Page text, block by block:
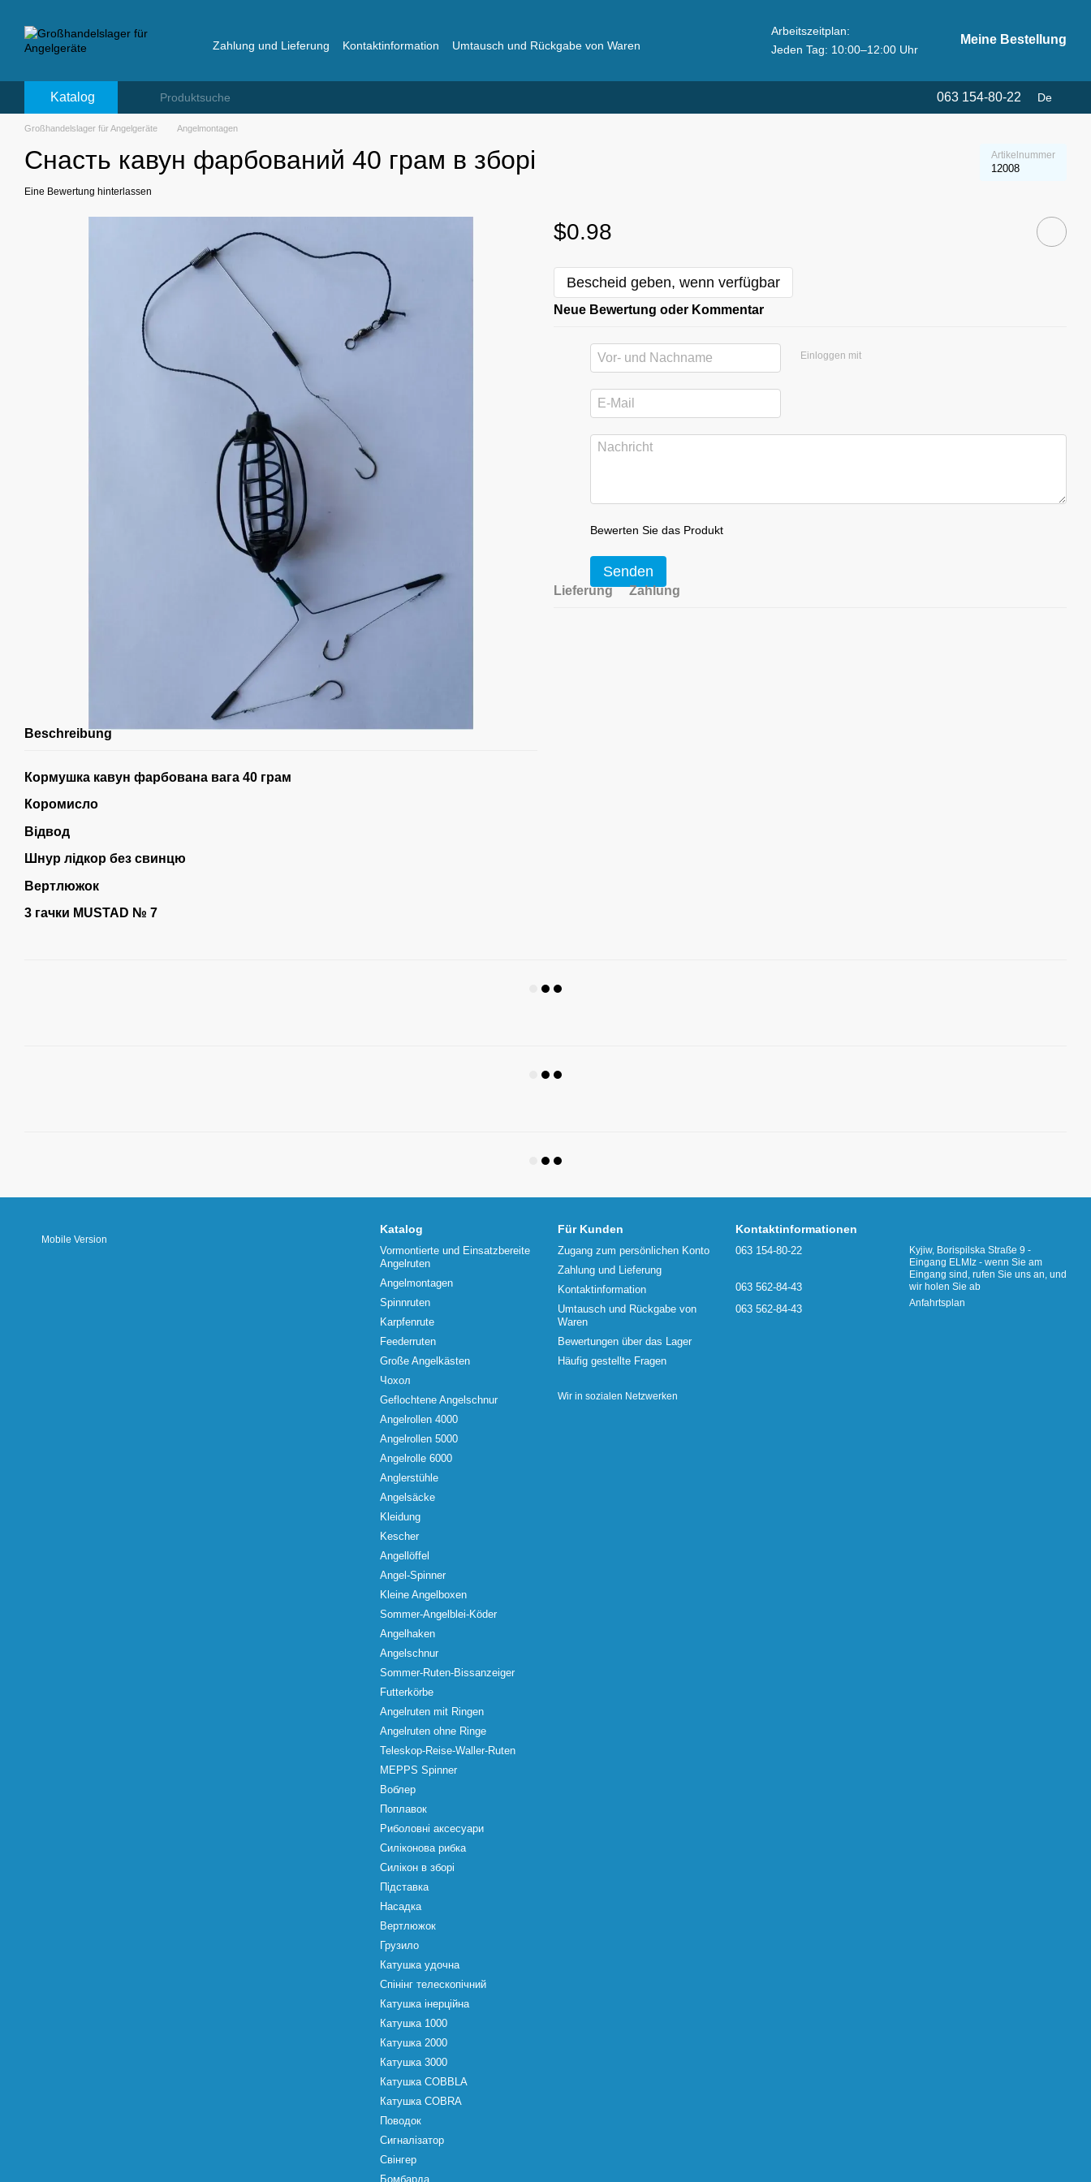
Zahlung und Lieferung Kontaktinformation
Umtausch und Rückgabe von Waren
Arbeitszeitplan:
Jeden Tag: 10:00–12:00 Uhr
Meine Bestellung
Katalog 063 154-80-22 De
Großhandelslager für Angelgeräte Angelmontagen
Снасть кавун фарбований 40 грам в зборі Artikelnummer
12008
Eine Bewertung hinterlassen
Beschreibung
Кормушка кавун фарбована вага 40 грам
Коромисло
Відвод
Шнур лідкор без свинцю
Вертлюжок
3 гачки MUSTAD № 7
$0.98
Bescheid geben, wenn verfügbar
Neue Bewertung oder Kommentar
Einloggen mit
Bewerten Sie das Produkt
Senden
Lieferung Zahlung
Mobile Version
Katalog
Vormontierte und Einsatzbereite
Angelruten
Angelmontagen
Spinnruten
Karpfenrute
Feederruten
Große Angelkästen
Чохол
Geflochtene Angelschnur
Angelrollen 4000
Angelrollen 5000
Angelrolle 6000
Anglerstühle
Angelsäcke
Kleidung
Kescher
Angellöffel
Angel-Spinner
Kleine Angelboxen
Sommer-Angelblei-Köder
Angelhaken
Angelschnur
Sommer-Ruten-Bissanzeiger
Futterkörbe
Angelruten mit Ringen
Angelruten ohne Ringe
Teleskop-Reise-Waller-Ruten
MEPPS Spinner
Воблер
Поплавок
Риболовні аксесуари
Силіконова рибка
Силікон в зборі
Підставка
Насадка
Вертлюжок
Грузило
Катушка удочна
Спінінг телескопічний
Катушка інерційна
Катушка 1000
Катушка 2000
Катушка 3000
Катушка COBBLA
Катушка COBRA
Поводок
Сигналізатор
Свінгер
Бомбарда
Für Kunden
Zugang zum persönlichen Konto
Zahlung und Lieferung
Kontaktinformation
Umtausch und Rückgabe von
Waren
Bewertungen über das Lager
Häufig gestellte Fragen
Wir in sozialen Netzwerken
Kontaktinformationen
063 154-80-22
063 562-84-43
063 562-84-43
Kyjiw, Borispilska Straße 9 -
Eingang ELMIz - wenn Sie am
Eingang sind, rufen Sie uns an, und
wir holen Sie ab
Anfahrtsplan